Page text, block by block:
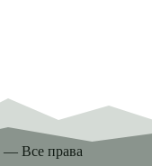
— Все права